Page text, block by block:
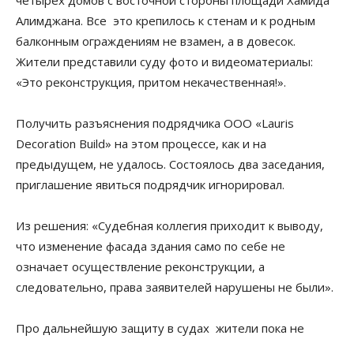
Алимджана. Все это крепилось к стенам и к родным
балконным ограждениям не взамен, а в довесок.
Жители представили суду фото и видеоматериалы:
«Это реконструкция, притом некачественная!».
Получить разъяснения подрядчика ООО «Lauris
Decoration Build» на этом процессе, как и на
предыдущем, не удалось. Состоялось два заседания,
приглашение явиться подрядчик игнорировал.
Из решения: «Судебная коллегия приходит к выводу,
что изменение фасада здания само по себе не
означает осуществление реконструкции, а
следовательно, права заявителей нарушены не были».
Про дальнейшую защиту в судах жители пока не